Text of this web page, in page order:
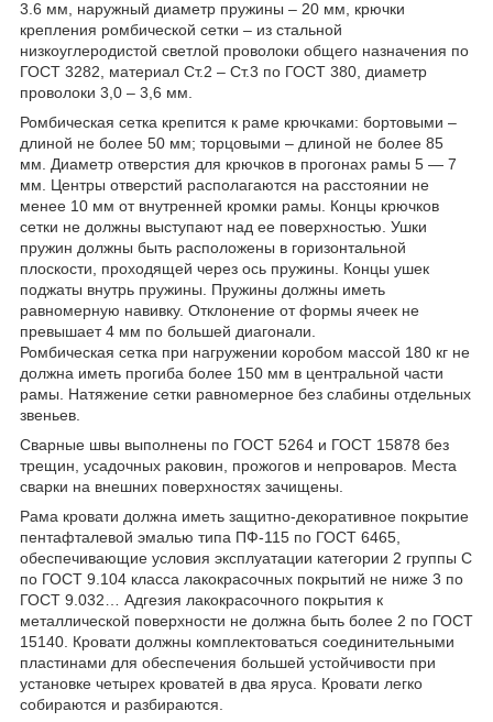
3.6 мм, наружный диаметр пружины – 20 мм, крючки
крепления ромбической сетки – из стальной
низкоуглеродистой светлой проволоки общего назначения по
ГОСТ 3282, материал Ст.2 – Ст.3 по ГОСТ 380, диаметр
проволоки 3,0 – 3,6 мм.
Ромбическая сетка крепится к раме крючками: бортовыми –
длиной не более 50 мм; торцовыми – длиной не более 85
мм. Диаметр отверстия для крючков в прогонах рамы 5 — 7
мм. Центры отверстий располагаются на расстоянии не
менее 10 мм от внутренней кромки рамы. Концы крючков
сетки не должны выступают над ее поверхностью. Ушки
пружин должны быть расположены в горизонтальной
плоскости, проходящей через ось пружины. Концы ушек
поджаты внутрь пружины. Пружины должны иметь
равномерную навивку. Отклонение от формы ячеек не
превышает 4 мм по большей диагонали.
Ромбическая сетка при нагружении коробом массой 180 кг не
должна иметь прогиба более 150 мм в центральной части
рамы. Натяжение сетки равномерное без слабины отдельных
звеньев.
Сварные швы выполнены по ГОСТ 5264 и ГОСТ 15878 без
трещин, усадочных раковин, прожогов и непроваров. Места
сварки на внешних поверхностях зачищены.
Рама кровати должна иметь защитно-декоративное покрытие
пентафталевой эмалью типа ПФ-115 по ГОСТ 6465,
обеспечивающие условия эксплуатации категории 2 группы С
по ГОСТ 9.104 класса лакокрасочных покрытий не ниже 3 по
ГОСТ 9.032… Адгезия лакокрасочного покрытия к
металлической поверхности не должна быть более 2 по ГОСТ
15140. Кровати должны комплектоваться соединительными
пластинами для обеспечения большей устойчивости при
установке четырех кроватей в два яруса. Кровати легко
собираются и разбираются.